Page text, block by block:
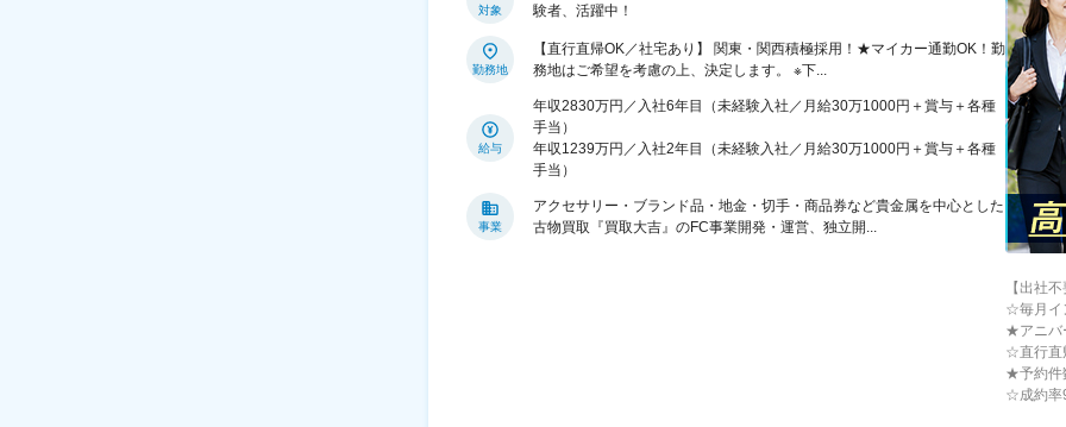
対象
験者、活躍中！
勤務地
【直行直帰OK／社宅あり】 関東・関西積極採用！★マイカー通勤OK！勤
務地はご希望を考慮の上、決定します。 ※下...
給与
年収2830万円／入社6年目（未経験入社／月給30万1000円＋賞与＋各種
手当）
年収1239万円／入社2年目（未経験入社／月給30万1000円＋賞与＋各種
手当）
事業
アクセサリー・ブランド品・地金・切手・商品券など貴金属を中心とした
古物買取『買取大吉』のFC事業開発・運営、独立開...
【出社
☆毎月イ
★アニバ
☆直行直
★予約件
☆成約率